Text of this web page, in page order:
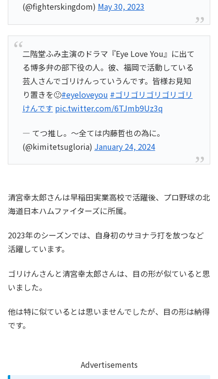
(@fighterskingdom) May 30, 2023
二階堂ふみ主演のドラマ『Eye Love You』に出て
る博多弁の部下役の人。彼、福岡で活動している
芸人さんでゴリけんっていうんです。皆様お見知
り置きを🙂#eyeloveyou #ゴリゴリゴリゴリゴリ
けんです pic.twitter.com/6TJmb9Uz3q
— てつ推し。〜全ては内藤哲也の為に。
(@kimitetsugloria) January 24, 2024
清宮幸太郎さんは早稲田実業高校で活躍後、プロ野球の北
海道日本ハムファイターズに所属。
2023年のシーズンでは、自身初のサヨナラ打を放つなど
活躍しています。
ゴリけんさんと清宮幸太郎さんは、目の形が似ていると思
いました。
他は特に似ているとは思いませんでしたが、目の形は納得
です。
Advertisements